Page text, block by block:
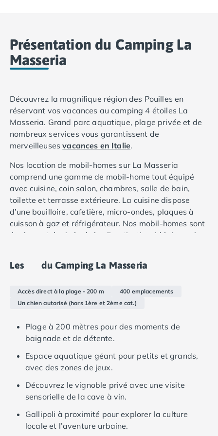
Camping Caen
Camping Honfleur
Camping Houlgate
Camping Mont Saint Michel
Camping Bretagne
Camping Côtes d'Armor
Camping Erquy
Camping Saint-Cast-le-Guildo
Camping Finistère
Camping Benodet
Camping Brest
Camping Carantec
Camping Concarneau
Camping Douarnenez
Camping Fouesnant
Camping Roscoff
Camping Cancale
Camping Dinard
Camping Morbihan
Camping Auray
Camping La Trinité sur Mer
Camping Locmariaquer
Camping Penestin
Camping Quiberon
Camping Vannes
Camping Champagne-Ardenne
Présentation du Camping La
Masseria
Découvrez la magnifique région des Pouilles en
réservant vos vacances au camping 4 étoiles La
Masseria. Grand parc aquatique, plage privée et de
nombreux services vous garantissent de
merveilleusesvacances en Italie.
Nos location de mobil-homes sur La Masseria
comprend une gamme de mobil-home tout équipé
avec cuisine, coin salon, chambres, salle de bain,
toilette et terrasse extérieure. La cuisine dispose
d’une bouilloire, cafetière, micro-ondes, plaques à
cuisson à gaz et réfrigérateur. Nos mobil-homes sont
également équipés de la climatisation, idéal pour les
Les du Camping La Masseria
Accès direct à la plage - 200 m
400 emplacements
Un chien autorisé (hors 1ère et 2ème cat.)
Plage à 200 mètres pour des moments de
baignade et de détente.
Espace aquatique géant pour petits et grands,
avec des zones de jeux.
Découvrez le vignoble privé avec une visite
sensorielle de la cave à vin.
Gallipoli à proximité pour explorer la culture
locale et l’aventure urbaine.